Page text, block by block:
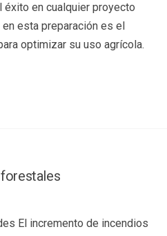
éxito en cualquier proyecto
esta preparación es el
optimizar su uso agrícola.
El incremento de incendios